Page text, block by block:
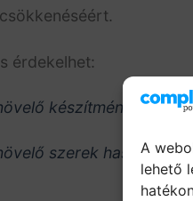
A
lehető
érdekelhet:
készítmények
szerek használata